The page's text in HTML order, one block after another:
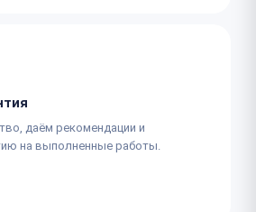
даём рекомендации и
на выполненные работы.